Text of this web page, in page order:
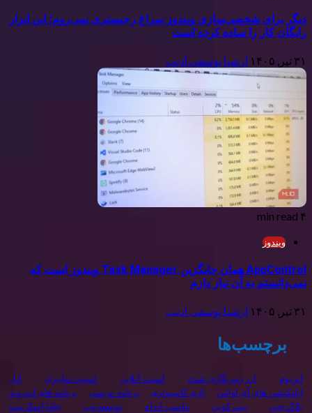
دیگر برای شخصی‌سازی ویندوز سراغ رجیستری نمی‌روم؛ این ابزار
رایگان کار را ساده کرده است
۳۱ تیر, ۱۴۰۵ ارشیا یوسفی ادیب
۴ min read
ویندوز
AppControl همان جایگزین Task Manager ویندوز است که
نمی‌دانستم به آن نیاز دارم
۳۱ تیر, ۱۴۰۵ ارشیا یوسفی ادیب
برچسب‌ها
اتریوم ارز رمزنگاری شده امنیت آنلاین امنیت سایبری
اپل
اپلیکیشن های آی اواس
بازی کامپیوتری برنامه نويسی
برنامه های اندروید
بلاک چین
بیت کوین تناسب اندام توسعه وب
جاوا اسکریپت